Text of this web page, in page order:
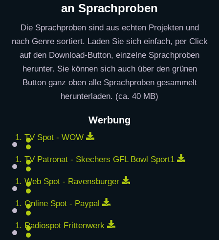
an Sprachproben
Die Sprachproben sind aus echten Projekten und
nach Genre sortiert. Laden Sie sich einfach, per Click
auf den Download-Button, einzelne Sprachproben
herunter. Sie können sich auch über den grünen
Button ganz oben alle Sprachproben gesammelt
herunterladen. (ca. 40 MB)
Werbung
TV Spot - WOW Download
TV Patronat - Skechers GFL Bowl Sport1
Web Spot - Ravensburger Download
Online Spot - Paypal Download
Radiospot Frittenwerk Download